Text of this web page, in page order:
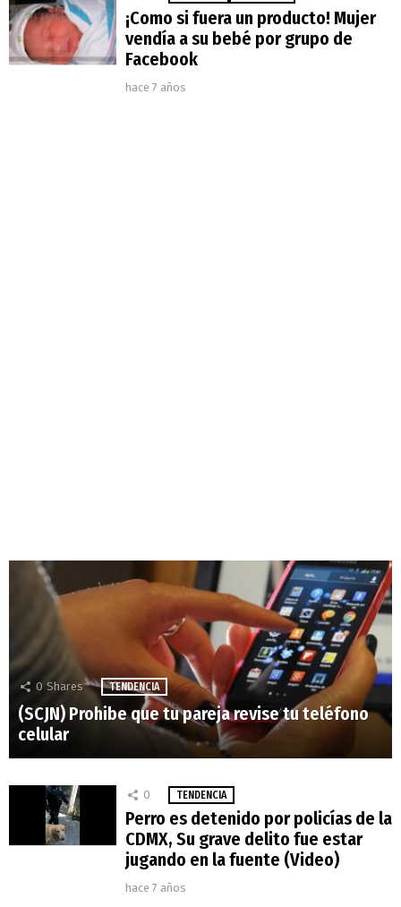
¡Como si fuera un producto! Mujer
vendía a su bebé por grupo de
Facebook
hace 7 años
0 Shares TENDENCIA
(SCJN) Prohibe que tu pareja revise tu teléfono
celular
0 TENDENCIA
Perro es detenido por policías de la
CDMX, Su grave delito fue estar
jugando en la fuente (Video)
hace 7 años